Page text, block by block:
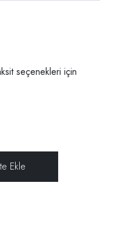
seçenekleri için